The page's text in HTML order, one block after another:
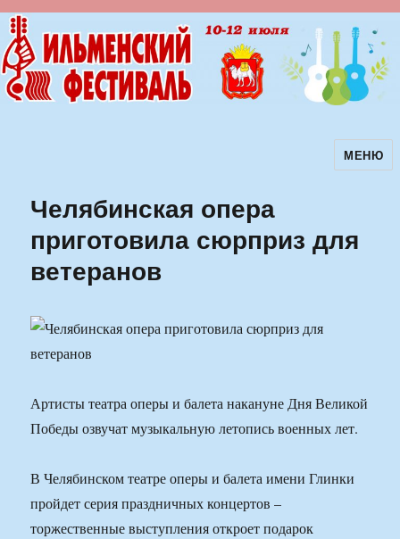
Ильменский фестиваль авторскойМЕНЮ
Челябинская опера
приготовила сюрприз для
ветеранов
Артисты театра оперы и балета накануне Дня Великой
Победы озвучат музыкальную летопись военных лет.
В Челябинском театре оперы и балета имени Глинки
пройдет серия праздничных концертов –
торжественные выступления откроет подарок